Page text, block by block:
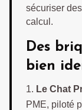
sécuriser
calcul.
Des
bien
Le Chat
PME, piloté